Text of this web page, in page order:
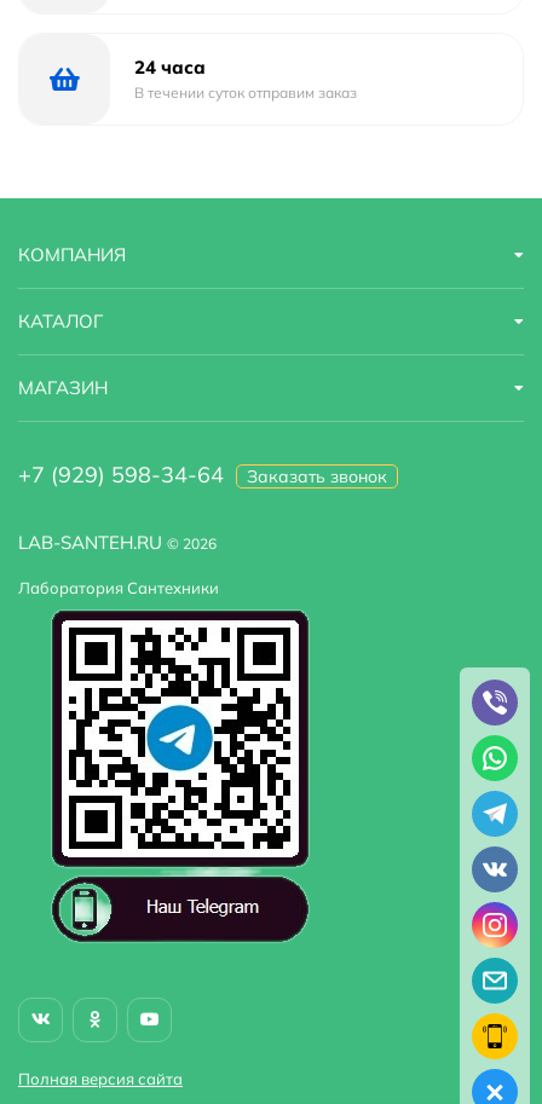
24 часа
В течении суток отправим заказ
LAB-SANTEH.RU © 2026
Лаборатория Сантехники
Полная версия сайта
КОМПАНИЯ
КАТАЛОГ
МАГАЗИН
+7 (929) 598-34-64 Заказать звонок